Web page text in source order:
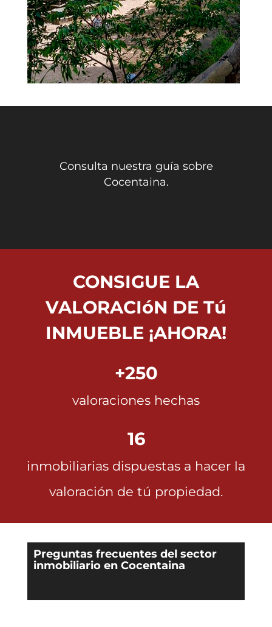
Consulta nuestra guía sobre
Cocentaina.
CONSIGUE LA
VALORACIóN DE Tú
INMUEBLE ¡AHORA!
+250
valoraciones hechas
16
inmobiliarias dispuestas a hacer la
valoración de tú propiedad.
Preguntas frecuentes del sector
inmobiliario en Cocentaina